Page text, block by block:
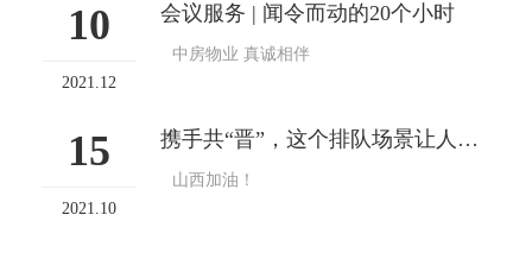
10
2021.12
会议服务 | 闻令而动的20个小时
中房物业 真诚相伴
15
2021.10
携手共“晋”，这个排队场景让人泪目！
山西加油！